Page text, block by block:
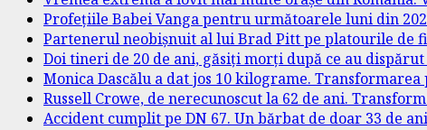
Profețiile Babei Vanga pentru următoarele luni din
Partenerul neobișnuit al lui Brad Pitt pe platourile de
Doi tineri de 20 de ani, găsiți morți după ce au
Monica Dascălu a dat jos 10 kilograme.
Russell Crowe, de nerecunoscut la 62 de ani.
Accident cumplit pe DN 67. Un bărbat de doar 33 de